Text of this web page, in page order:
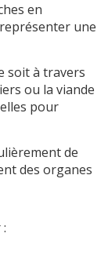
en
une
soit à travers
ou la viande
pour
de
des organes